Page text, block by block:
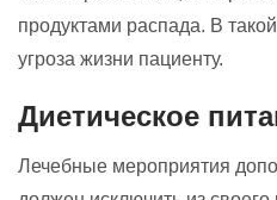
продуктами распада. В
угроза жизни пациенту.
Диетическое
Лечебные мероприятия